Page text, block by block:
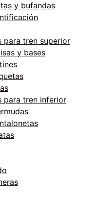
y bufandas
para tren superior
y bases
para tren inferior